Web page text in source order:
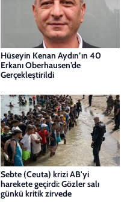
Hüseyin Kenan Aydın’ın 40
Erkanı Oberhausen’de
Gerçekleştirildi
Sebte (Ceuta) krizi AB'yi
harekete geçirdi: Gözler salı
günkü kritik zirvede